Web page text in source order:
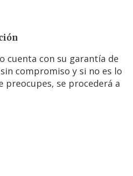
cuenta con su garantía de
compromiso y si no es lo
preocupes, se procederá a